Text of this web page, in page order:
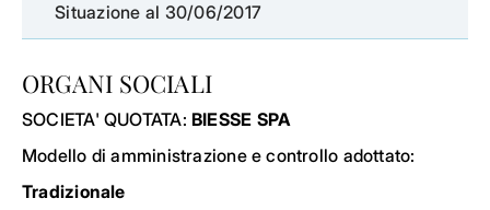
Situazione al 30/06/2017
ORGANI SOCIALI
SOCIETA' QUOTATA: BIESSE SPA
Modello di amministrazione e controllo adottato:
Tradizionale